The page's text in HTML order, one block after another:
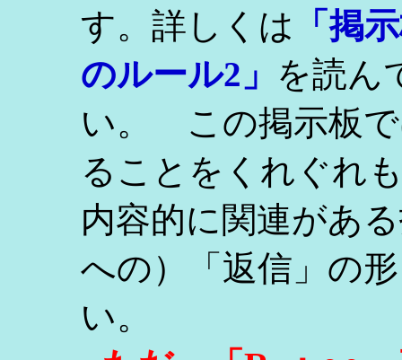
す。詳しくは
「掲
のルール2」 を読ん
い。 この掲示板で
ることをくれぐれ
内容的に関連があ
への）「返信」の
い。